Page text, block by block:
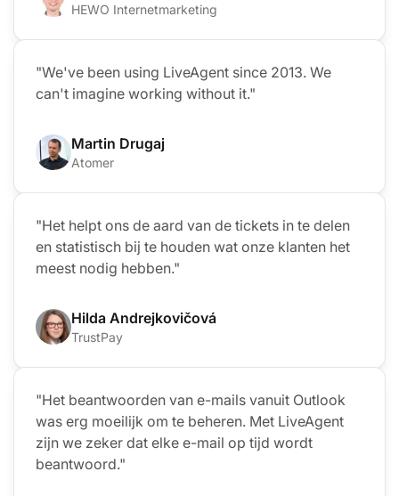
HEWO Internetmarketing
"We've been using LiveAgent since 2013. We
can't imagine working without it."
Martin Drugaj
Atomer
"Het helpt ons de aard van de tickets in te delen
en statistisch bij te houden wat onze klanten het
meest nodig hebben."
Hilda Andrejkovičová
TrustPay
"Het beantwoorden van e-mails vanuit Outlook
was erg moeilijk om te beheren. Met LiveAgent
zijn we zeker dat elke e-mail op tijd wordt
beantwoord."